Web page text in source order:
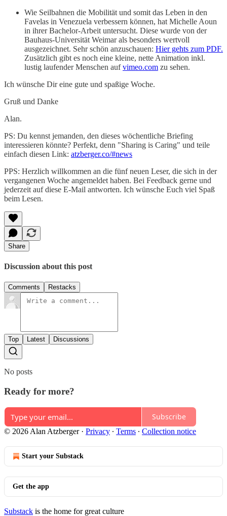
Wie Seilbahnen die Mobilität und somit das Leben in den
Favelas in Venezuela verbessern können, hat Michelle Aoun
in ihrer Bachelor-Arbeit untersucht. Diese wurde von der
Bauhaus-Universität Weimar als besonders wertvoll
ausgezeichnet. Sehr schön anzuschauen: Hier gehts zum PDF.
Zusätzlich gibt es noch eine kleine, nette Animation inkl.
lustig laufender Menschen aufvimeo.com zu sehen.
Ich wünsche Dir eine gute und spaßige Woche.
Gruß und Danke
Alan.
PS: Du kennst jemanden, den dieses wöchentliche Briefing
interessieren könnte? Perfekt, denn "Sharing is Caring" und teile
einfach diesen Link: atzberger.co/#news
PPS: Herzlich willkommen an die fünf neuen Leser, die sich in der
vergangenen Woche angemeldet haben. Bei Feedback gerne und
jederzeit auf diese E-Mail antworten. Ich wünsche Euch viel Spaß
beim Lesen.
Share
Discussion about this post
Comments Restacks
Top Latest Discussions
No posts
Ready for more?
Subscribe
© 2026 Alan Atzberger· Privacy ∙ Terms ∙ Collection notice
Start your Substack
Get the app
Substack is the home for great culture